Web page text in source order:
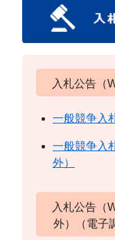
入札公告（
一般競争入
一般競争入
外）
入札公告（
外）（電子